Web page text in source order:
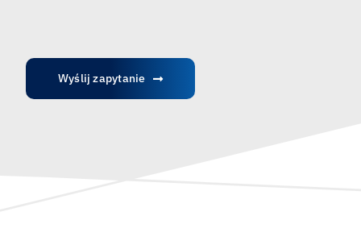
Wyślij zapytanie